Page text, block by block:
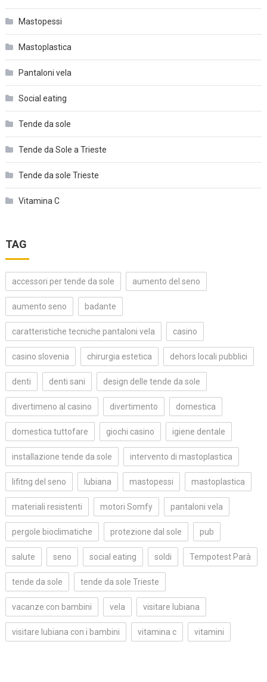
Mastopessi
Mastoplastica
Pantaloni vela
Social eating
Tende da sole
Tende da Sole a Trieste
Tende da sole Trieste
Vitamina C
TAG
accessori per tende da sole aumento del seno
aumento seno badante
caratteristiche tecniche pantaloni vela casino
casino slovenia chirurgia estetica dehors locali pubblici
denti denti sani design delle tende da sole
divertimeno al casino divertimento domestica
domestica tuttofare giochi casino igiene dentale
installazione tende da sole intervento di mastoplastica
lifitng del seno lubiana mastopessi mastoplastica
materiali resistenti motori Somfy pantaloni vela
pergole bioclimatiche protezione dal sole pub
salute seno social eating soldi Tempotest Parà
tende da sole tende da sole Trieste
vacanze con bambini vela visitare lubiana
visitare lubiana con i bambini vitamina c vitamini